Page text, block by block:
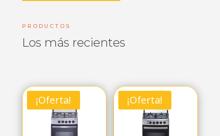
PRODUCTOS
Los más recientes
¡Oferta! ¡Oferta!